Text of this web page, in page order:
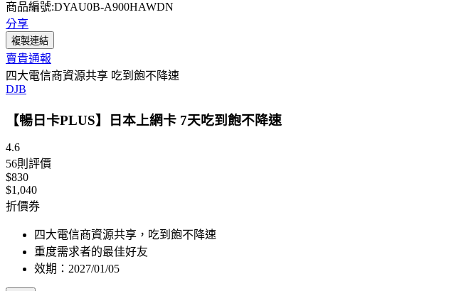
商品編號:DYAU0B-A900HAWDN
分享
複製連結
賣貴通報
四大電信商資源共享 吃到飽不降速
DJB
【暢日卡PLUS】日本上網卡 7天吃到飽不降速
4.6
56則評價
$830
$1,040
折價券
四大電信商資源共享，吃到飽不降速
重度需求者的最佳好友
效期：2027/01/05